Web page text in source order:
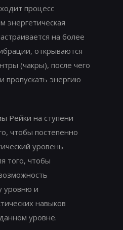
процесс
энергетическая
на более
открываются
(чакры), после чего
пропускать энергию
Рейки на ступени
чтобы постепенно
уровень
того, чтобы
уровню и
навыков
уровне.